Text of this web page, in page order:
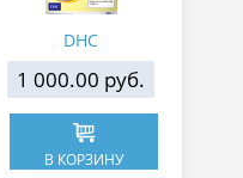
DHC
1 000.00 руб.
В КОРЗИНУ